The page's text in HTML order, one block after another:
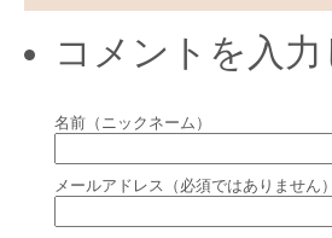
コメントを入
名前（ニックネーム）
メールアドレス（必須ではありません）